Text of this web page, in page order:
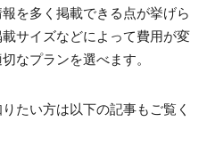
を多く掲載できる点が挙げら
サイズなどによって費用が変
なプランを選べます。
たい方は以下の記事もご覧く